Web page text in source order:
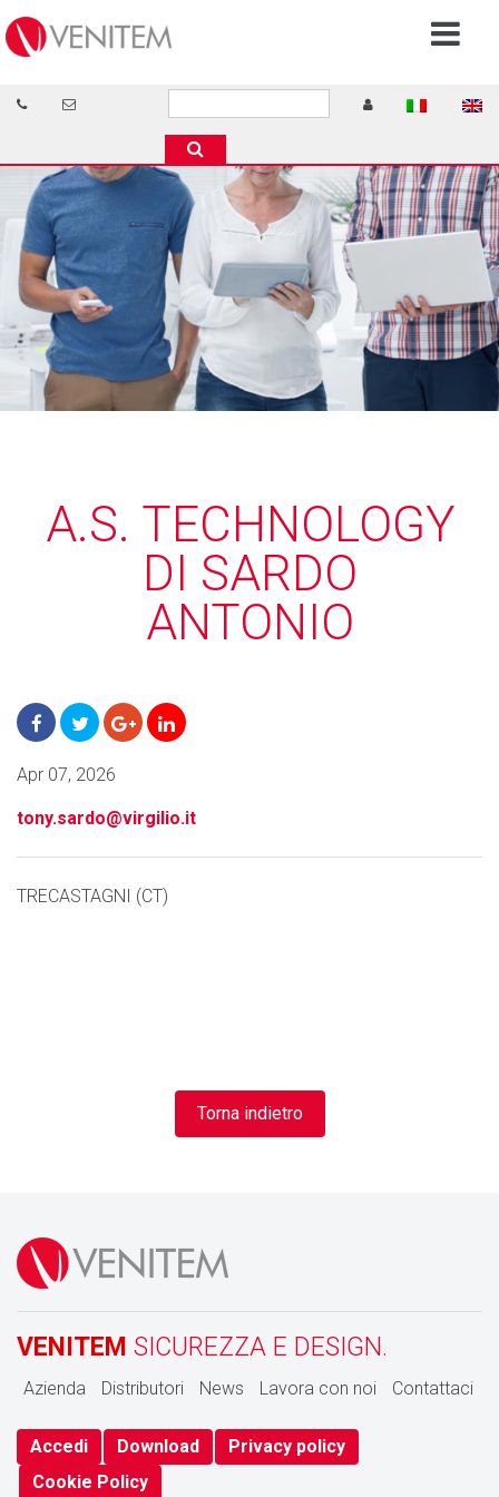
A.S. TECHNOLOGY
DI SARDO
ANTONIO
Apr 07, 2026
tony.sardo@virgilio.it
TRECASTAGNI (CT)
Torna indietro
VENITEM SICUREZZA E DESIGN.
Azienda Distributori News Lavora con noi Contattaci
Accedi Download
Privacy policy
Cookie Policy